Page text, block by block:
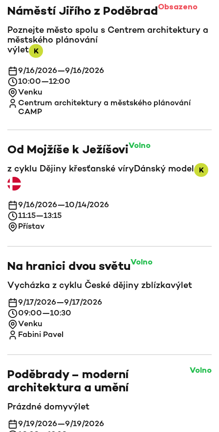
Náměstí Jiřího z PoděbradObsazeno
Poznejte město spolu s Centrem architektury a
městského plánování
výlet
K
9/16/2026—9/16/2026
10:00—12:00
Venku
Centrum architektury a městského plánování
CAMP
Od Mojžíše k JežíšoviVolno
z cyklu Dějiny křesťanské víryDánský model K
9/16/2026—10/14/2026
11:15—13:15
Přístav
Na hranici dvou světuVolno
Vycházka z cyklu České dějiny zblízkavýlet
9/17/2026—9/17/2026
09:00—10:30
Venku
Fabini Pavel
Poděbrady – moderní
architektura a umění
Volno
Prázdné domyvýlet
9/19/2026—9/19/2026